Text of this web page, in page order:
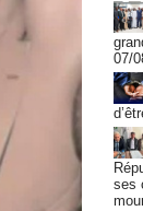
07/
ses